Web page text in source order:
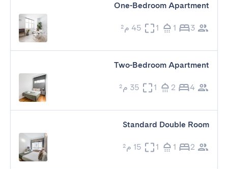
One-Bedroom Apartment
3
1
1 45 م²
Two-Bedroom Apartment
4
2
1 35 م²
Standard Double Room
2
1
1 15 م²